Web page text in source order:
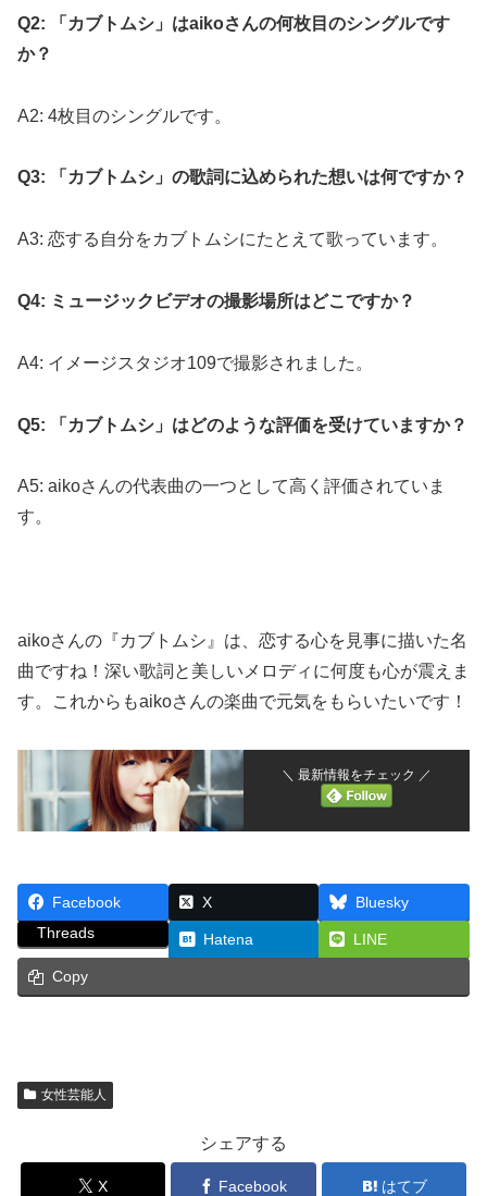
Q2: 「カブトムシ」はaikoさんの何枚目のシングルです
か？
A2: 4枚目のシングルです。
Q3: 「カブトムシ」の歌詞に込められた想いは何ですか？
A3: 恋する自分をカブトムシにたとえて歌っています。
Q4: ミュージックビデオの撮影場所はどこですか？
A4: イメージスタジオ109で撮影されました。
Q5: 「カブトムシ」はどのような評価を受けていますか？
A5: aikoさんの代表曲の一つとして高く評価されていま
す。
aikoさんの『カブトムシ』は、恋する心を見事に描いた名
曲ですね！深い歌詞と美しいメロディに何度も心が震えま
す。これからもaikoさんの楽曲で元気をもらいたいです！
＼ 最新情報をチェック ／
Facebook X
Bluesky
Threads
Hatena LINE
Copy
女性芸能人
シェアする
X Facebook はてブ